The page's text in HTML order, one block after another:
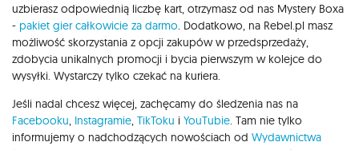
uzbierasz odpowiednią liczbę kart, otrzymasz od nas Mystery Boxa
- pakiet gier całkowicie za darmo. Dodatkowo, na Rebel.pl masz
możliwość skorzystania z opcji zakupów w przedsprzedaży,
zdobycia unikalnych promocji i bycia pierwszym w kolejce do
wysyłki. Wystarczy tylko czekać na kuriera.
Jeśli nadal chcesz więcej, zachęcamy do śledzenia nas na
Facebooku, Instagramie, TikToku i YouTubie. Tam nie tylko
informujemy o nadchodzących nowościach od Wydawnictwa